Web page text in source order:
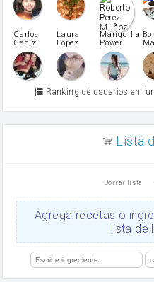
pimiento rojo
Pimentón
pimiento verde
miel
vino blanco
Azúcar glass
Azúcar moreno
Zumo de limón
arroz
Ajos
salsa de soja
limón
Carlos
Cádiz
Laura
López
Martínez
Mariquilla
Power
Ranking de usuarios en
Lista
Borrar lista
Agrega recetas o
lista de